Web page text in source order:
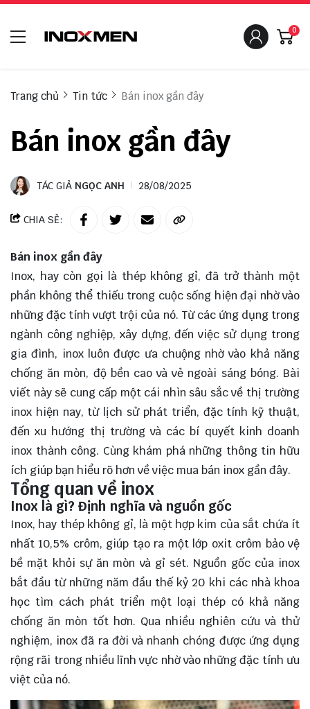
0
Trang chủ Tin tức Bán inox gần đây
Bán inox gần đây
TÁC GIẢ NGỌC ANH 28/08/2025
CHIA SẺ:
Bán inox gần đây
Inox, hay còn gọi là thép không gỉ, đã trở thành một
phần không thể thiếu trong cuộc sống hiện đại nhờ vào
những đặc tính vượt trội của nó. Từ các ứng dụng trong
ngành công nghiệp, xây dựng, đến việc sử dụng trong
gia đình, inox luôn được ưa chuộng nhờ vào khả năng
chống ăn mòn, độ bền cao và vẻ ngoài sáng bóng. Bài
viết này sẽ cung cấp một cái nhìn sâu sắc về thị trường
inox hiện nay, từ lịch sử phát triển, đặc tính kỹ thuật,
đến xu hướng thị trường và các bí quyết kinh doanh
inox thành công. Cùng khám phánhững thông tin hữu
ích giúp bạn hiểu rõ hơn về việc mua bán inox gần đây.
Tổng quan về inox
Inox là gì? Định nghĩa và nguồn gốc
Inox, hay thép không gỉ, là một hợp kim của sắt chứa ít
nhất 10,5% crôm, giúp tạo ra một lớp oxit crôm bảo vệ
bề mặt khỏi sự ăn mòn và gỉ sét. Nguồn gốc của inox
bắt đầu từ những năm đầu thế kỷ 20 khi các nhà khoa
học tìm cách phát triển một loại thép có khả năng
chống ăn mòn tốt hơn. Qua nhiều nghiên cứu và thử
nghiệm, inox đã ra đời và nhanh chóng được ứng dụng
rộng rãi trong nhiều lĩnh vực nhờ vào những đặc tính ưu
việt của nó.